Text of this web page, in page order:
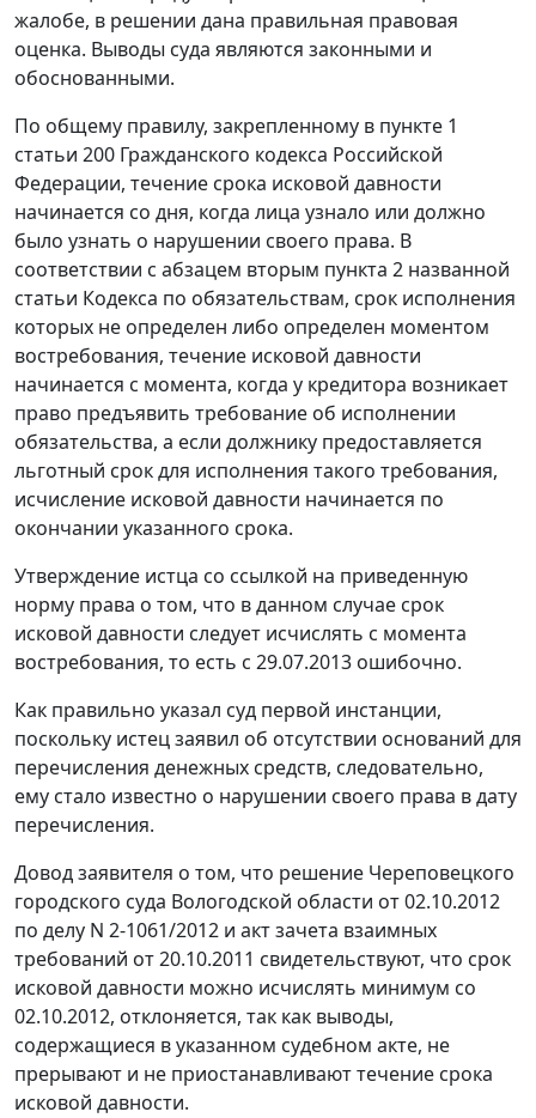
жалобе, в решении дана правильная правовая
оценка. Выводы суда являются законными и
обоснованными.
По общему правилу, закрепленному в пункте 1
статьи 200 Гражданского кодекса Российской
Федерации, течение срока исковой давности
начинается со дня, когда лица узнало или должно
было узнать о нарушении своего права. В
соответствии с абзацем вторым пункта 2 названной
статьи Кодекса по обязательствам, срок исполнения
которых не определен либо определен моментом
востребования, течение исковой давности
начинается с момента, когда у кредитора возникает
право предъявить требование об исполнении
обязательства, а если должнику предоставляется
льготный срок для исполнения такого требования,
исчисление исковой давности начинается по
окончании указанного срока.
Утверждение истца со ссылкой на приведенную
норму права о том, что в данном случае срок
исковой давности следует исчислять с момента
востребования, то есть с 29.07.2013 ошибочно.
Как правильно указал суд первой инстанции,
поскольку истец заявил об отсутствии оснований для
перечисления денежных средств, следовательно,
ему стало известно о нарушении своего права в дату
перечисления.
Довод заявителя о том, что решение Череповецкого
городского суда Вологодской области от 02.10.2012
по делу N 2-1061/2012 и акт зачета взаимных
требований от 20.10.2011 свидетельствуют, что срок
исковой давности можно исчислять минимум со
02.10.2012, отклоняется, так как выводы,
содержащиеся в указанном судебном акте, не
прерывают и не приостанавливают течение срока
исковой давности.